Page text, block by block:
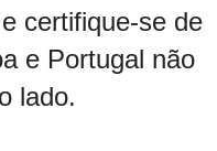
certifique-se de
e Portugal não
lado.